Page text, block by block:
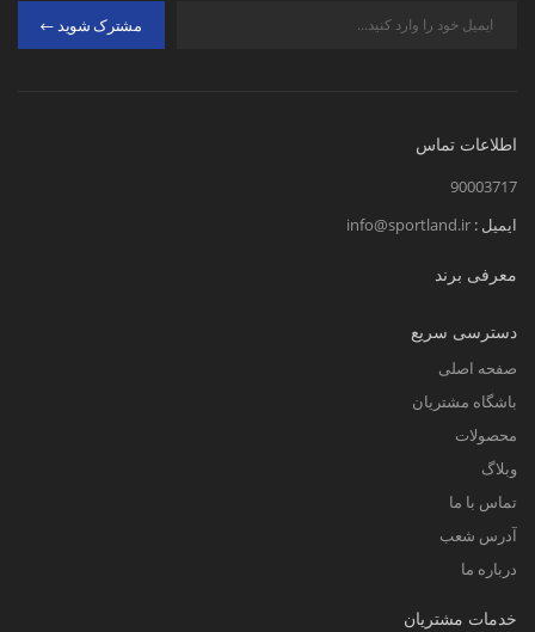
مشترک شوید
اطلاعات تماس
90003717
ایمیل : info@sportland.ir
معرفی برند
دسترسی سریع
صفحه اصلی
باشگاه مشتریان
محصولات
وبلاگ
تماس با ما
آدرس شعب
درباره ما
خدمات مشتریان